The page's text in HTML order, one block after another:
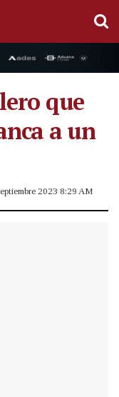
que
a un
2023 8:29 AM